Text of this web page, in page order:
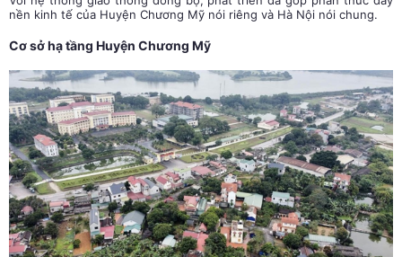
nền kinh tế của Huyện Chương Mỹ nói riêng và Hà Nội nói chung.
Cơ sở hạ tầng Huyện Chương Mỹ